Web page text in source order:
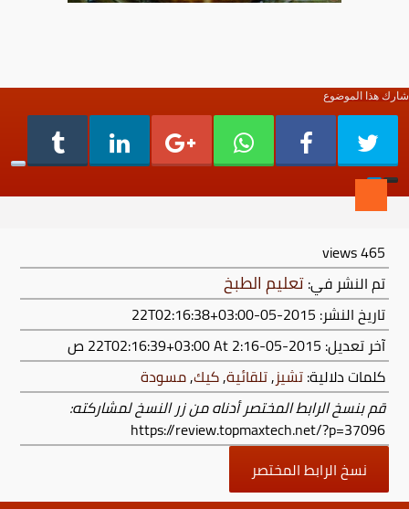
شارك هذا الموضوع
465
views
تم النشر في:تعليم الطبخ
تاريخ النشر: 2015-05-22T02:16:38+03:00
آخر تعديل: 2015-05-22T02:16:39+03:00
At 2:16 ص
كلمات دلالية:تشيز,تلقائية,كيك,مسودة
قم بنسخ الرابط المختصر أدناه من زر النسخ لمشاركته:
https://review.topmaxtech.net/?p=37096
نسخ الرابط المختصر